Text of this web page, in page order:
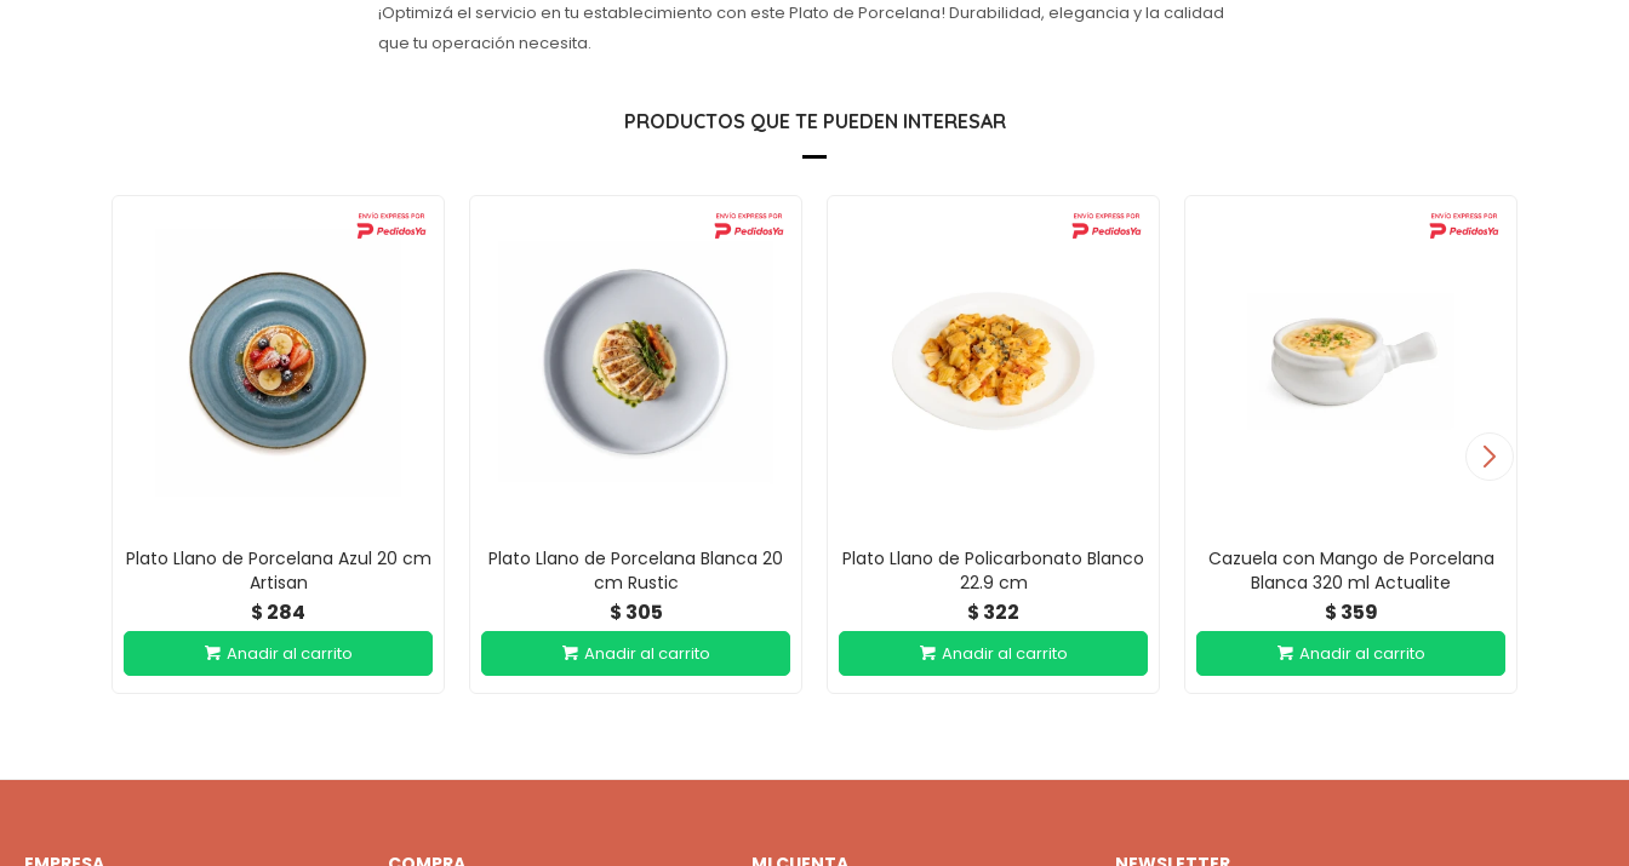
¡Optimizá el servicio en tu establecimiento con este Plato de Porcelana! Durabilidad, elegancia y la calidad
que tu operación necesita.
PRODUCTOS QUE TE PUEDEN INTERESAR
Plato Llano de Porcelana Azul 20 cm
Artisan
$ 284
Plato Llano de Porcelana Blanca 20
cm Rustic
$ 305
Plato Llano de Policarbonato Blanco
22.9 cm
$ 322
Cazuela con Mango de Porcelana
Blanca 320 ml Actualite
$ 359